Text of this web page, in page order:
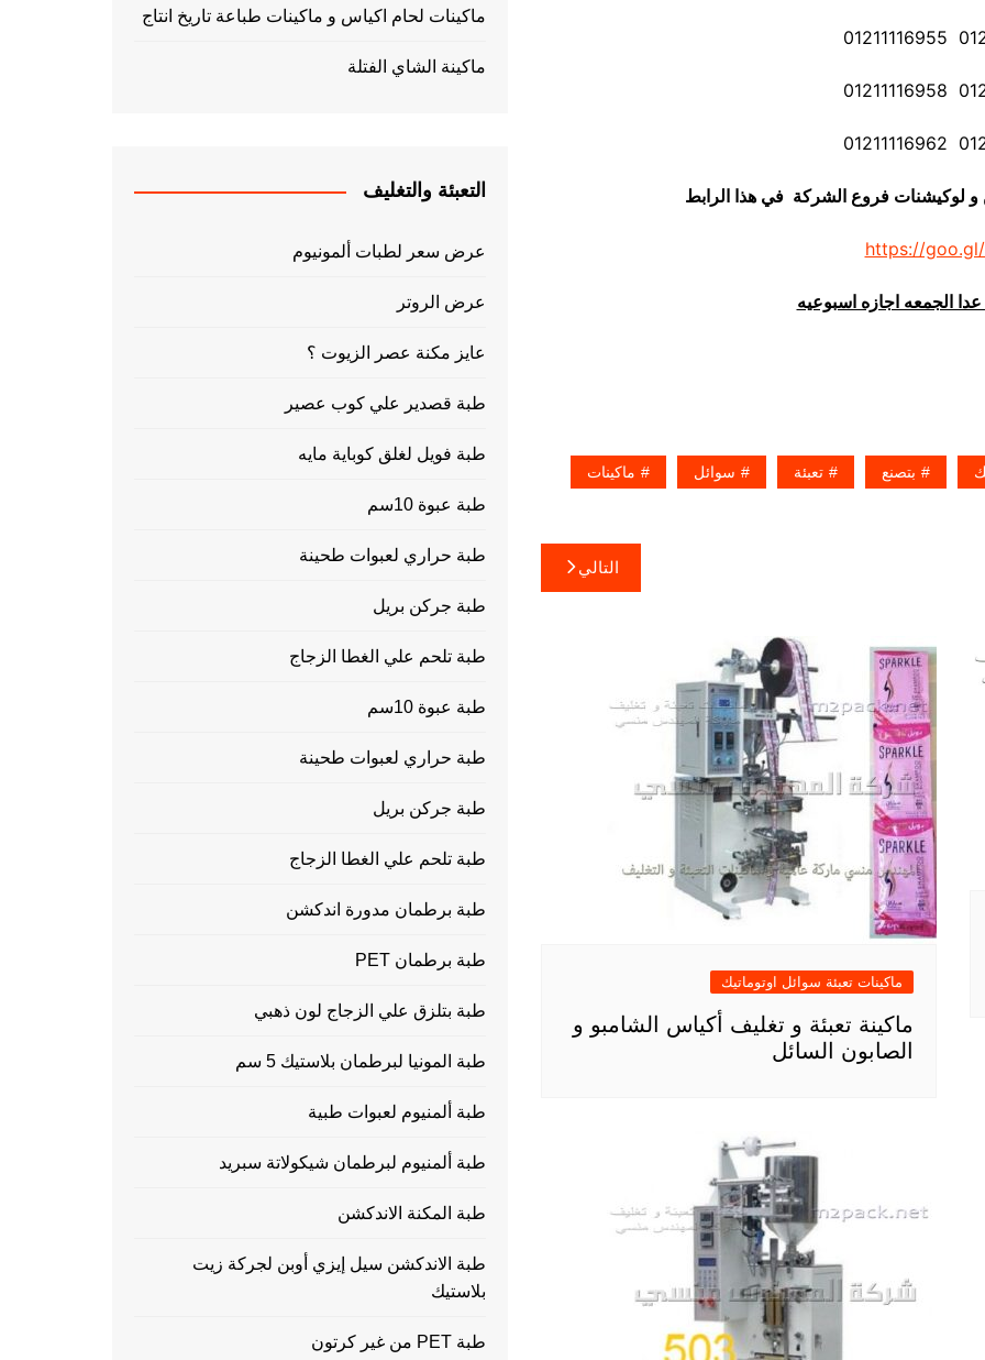
و لوكيشنات فروع الشركة في هذا الرابط
https://
الجمعه اجازه اسبوعيه
بتصنع تعبئة سوائل ماكينات
التالي
ماكينات تعبئة سوائل اوتوماتيك
ماكينة تعبئة و تغليف أكياس الشامبو و
الصابون السائل
ماكينات لحام اكياس و ماكينات طباعة تاريخ انتاج
ماكينة الشاي الفتلة
التعبئة والتغليف
عرض سعر لطبات ألمونيوم
عرض الروتر
عايز مكنة عصر الزيوت ؟
طبة قصدير علي كوب عصير
طبة فويل لغلق كوباية مايه
طبة عبوة 10سم
طبة حراري لعبوات طحينة
طبة جركن بريل
طبة تلحم علي الغطا الزجاج
طبة عبوة 10سم
طبة حراري لعبوات طحينة
طبة جركن بريل
طبة تلحم علي الغطا الزجاج
طبة برطمان مدورة اندكشن
طبة برطمان PET
طبة بتلزق علي الزجاج لون ذهبي
طبة المونيا لبرطمان بلاستيك 5 سم
طبة ألمنيوم لعبوات طبية
طبة ألمنيوم لبرطمان شيكولاتة سبريد
طبة المكنة الاندكشن
طبة الاندكشن سيل إيزي أوبن لجركة زيت
بلاستيك
طبة PET من غير كرتون